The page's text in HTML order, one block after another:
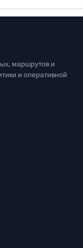
маршрутов и
и оперативной